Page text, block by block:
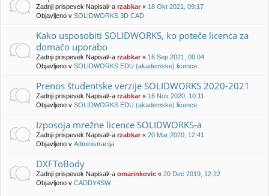
Zadnji prispevek Napisal/-a rzabkar « 18 Okt 2021, 09:17
Objavljeno v SOLIDWORKS 3D CAD
Kako usposobiti SOLIDWORKS, ko poteče licenca za
domačo uporabo
Zadnji prispevek Napisal/-a rzabkar « 16 Sep 2021, 09:04
Objavljeno v SOLIDWORKS EDU (akademske) licence
Prenos študentske verzije SOLIDWORKS 2020-2021
Zadnji prispevek Napisal/-a rzabkar « 16 Nov 2020, 10:11
Objavljeno v SOLIDWORKS EDU (akademske) licence
Izposoja mrežne licence SOLIDWORKS-a
Zadnji prispevek Napisal/-a rzabkar « 20 Mar 2020, 12:41
Objavljeno v Administracija
DXFToBody
Zadnji prispevek Napisal/-a omarinkovic « 20 Dec 2019, 12:22
Objavljeno v CADDY4SW